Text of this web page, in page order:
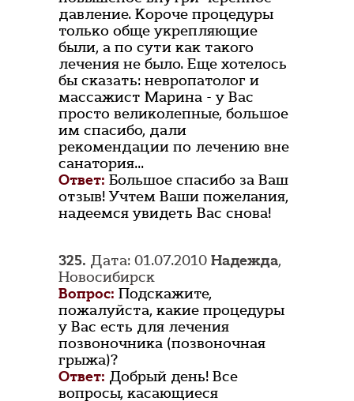
давление. Короче процедуры
только обще укрепляющие
были, а по сути как такого
лечения не было. Еще хотелось
бы сказать: невропатолог и
массажист Марина - у Вас
просто великолепные, большое
им спасибо, дали
рекомендации по лечению вне
санатория...
Ответ: Большое спасибо за Ваш
отзыв! Учтем Ваши пожелания,
надеемся увидеть Вас снова!
325. Дата: 01.07.2010 Надежда,
Новосибирск
Вопрос: Подскажите,
пожалуйста, какие процедуры
у Вас есть для лечения
позвоночника (позвоночная
грыжа)?
Ответ: Добрый день! Все
вопросы, касающиеся